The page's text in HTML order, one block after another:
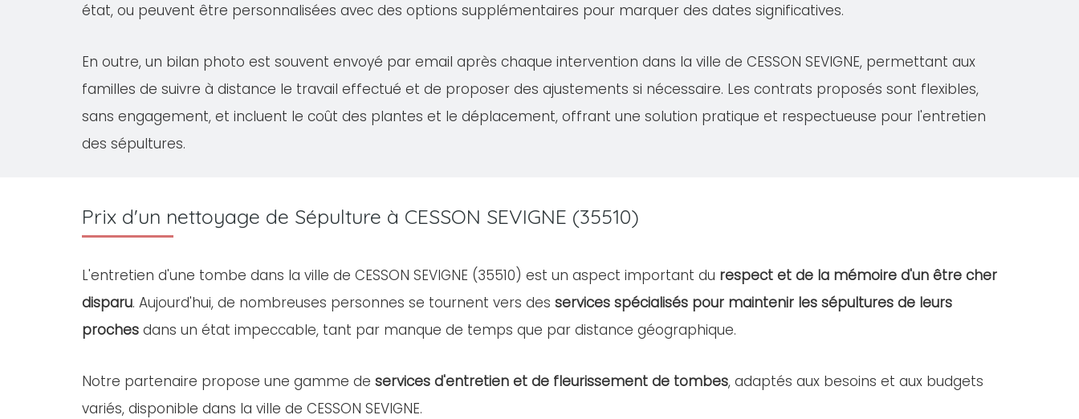
état, ou peuvent être personnalisées avec des options supplémentaires pour marquer des dates significatives.
En outre, un bilan photo est souvent envoyé par email après chaque intervention dans la ville de CESSON SEVIGNE, permettant aux
familles de suivre à distance le travail effectué et de proposer des ajustements si nécessaire. Les contrats proposés sont flexibles,
sans engagement, et incluent le coût des plantes et le déplacement, offrant une solution pratique et respectueuse pour l'entretien
des sépultures.
Prix d'un nettoyage de Sépulture à CESSON SEVIGNE (35510)
L'entretien d'une tombe dans la ville de CESSON SEVIGNE (35510) est un aspect important du respect et de la mémoire d'un être cher
disparu. Aujourd'hui, de nombreuses personnes se tournent vers des services spécialisés pour maintenir les sépultures de leurs
proches dans un état impeccable, tant par manque de temps que par distance géographique.
Notre partenaire propose une gamme de services d'entretien et de fleurissement de tombes, adaptés aux besoins et aux budgets
variés, disponible dans la ville de CESSON SEVIGNE.